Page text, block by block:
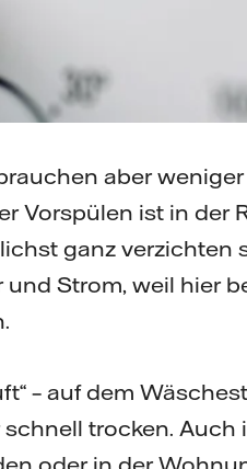
aber
Vorspülen ist in der
ganz verzichten
Strom, weil hier
– auf dem
trocken. Auch
oder in der